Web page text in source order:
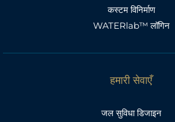
कस्टम विनिर्माण
WATERlab™ लॉगिन
हमारी सेवाएँ
जल सुविधा डिजाइन